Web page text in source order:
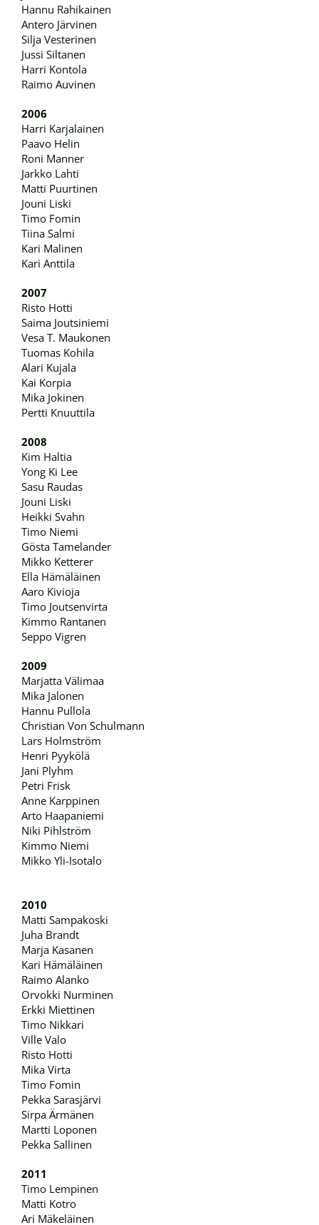
Hannu Rahikainen
Antero Järvinen
Silja Vesterinen
Jussi Siltanen
Harri Kontola
Raimo Auvinen
2006
Harri Karjalainen
Paavo Helin
Roni Manner
Jarkko Lahti
Matti Puurtinen
Jouni Liski
Timo Fomin
Tiina Salmi
Kari Malinen
Kari Anttila
2007
Risto Hotti
Saima Joutsiniemi
Vesa T. Maukonen
Tuomas Kohila
Alari Kujala
Kai Korpia
Mika Jokinen
Pertti Knuuttila
2008
Kim Haltia
Yong Ki Lee
Sasu Raudas
Jouni Liski
Heikki Svahn
Timo Niemi
Gösta Tamelander
Mikko Ketterer
Ella Hämäläinen
Aaro Kivioja
Timo Joutsenvirta
Kimmo Rantanen
Seppo Vigren
2009
Marjatta Välimaa
Mika Jalonen
Hannu Pullola
Christian Von Schulmann
Lars Holmström
Henri Pyykölä
Jani Plyhm
Petri Frisk
Anne Karppinen
Arto Haapaniemi
Niki Pihlström
Kimmo Niemi
Mikko Yli-Isotalo
2010
Matti Sampakoski
Juha Brandt
Marja Kasanen
Kari Hämäläinen
Raimo Alanko
Orvokki Nurminen
Erkki Miettinen
Timo Nikkari
Ville Valo
Risto Hotti
Mika Virta
Timo Fomin
Pekka Sarasjärvi
Sirpa Ärmänen
Martti Loponen
Pekka Sallinen
2011
Timo Lempinen
Matti Kotro
Ari Mäkeläinen